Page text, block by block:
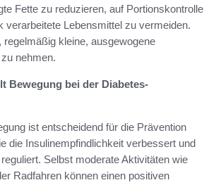
Fette zu reduzieren, auf Portionskontrolle
verarbeitete Lebensmittel zu vermeiden.
regelmäßig kleine, ausgewogene
nehmen.
Bewegung bei der Diabetes-
ist entscheidend für die Prävention
die Insulinempfindlichkeit verbessert und
Selbst moderate Aktivitäten wie
Radfahren können einen positiven